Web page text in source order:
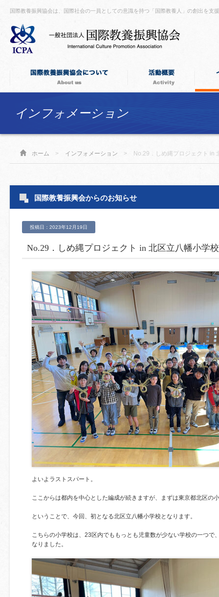
国際教養振興協会は、国際社会の一員としての意識を持つ「国際教養人」の創出を支
インフォメーション
ホーム > インフォメーション > No.29．しめ縄プロジェクト in
国際教養振興会からのお知らせ
投稿日：2023年12月19日
No.29．しめ縄プロジェクト in 北区立八幡小学
よいよラストスパート。
ここからは都内を中心とした編成が続きますが、まずは東京都北区の
ということで、今回、初となる北区立八幡小学校となります。
こちらの小学校は、23区内でももっとも児童数が少ない学校の一つで
なりました。